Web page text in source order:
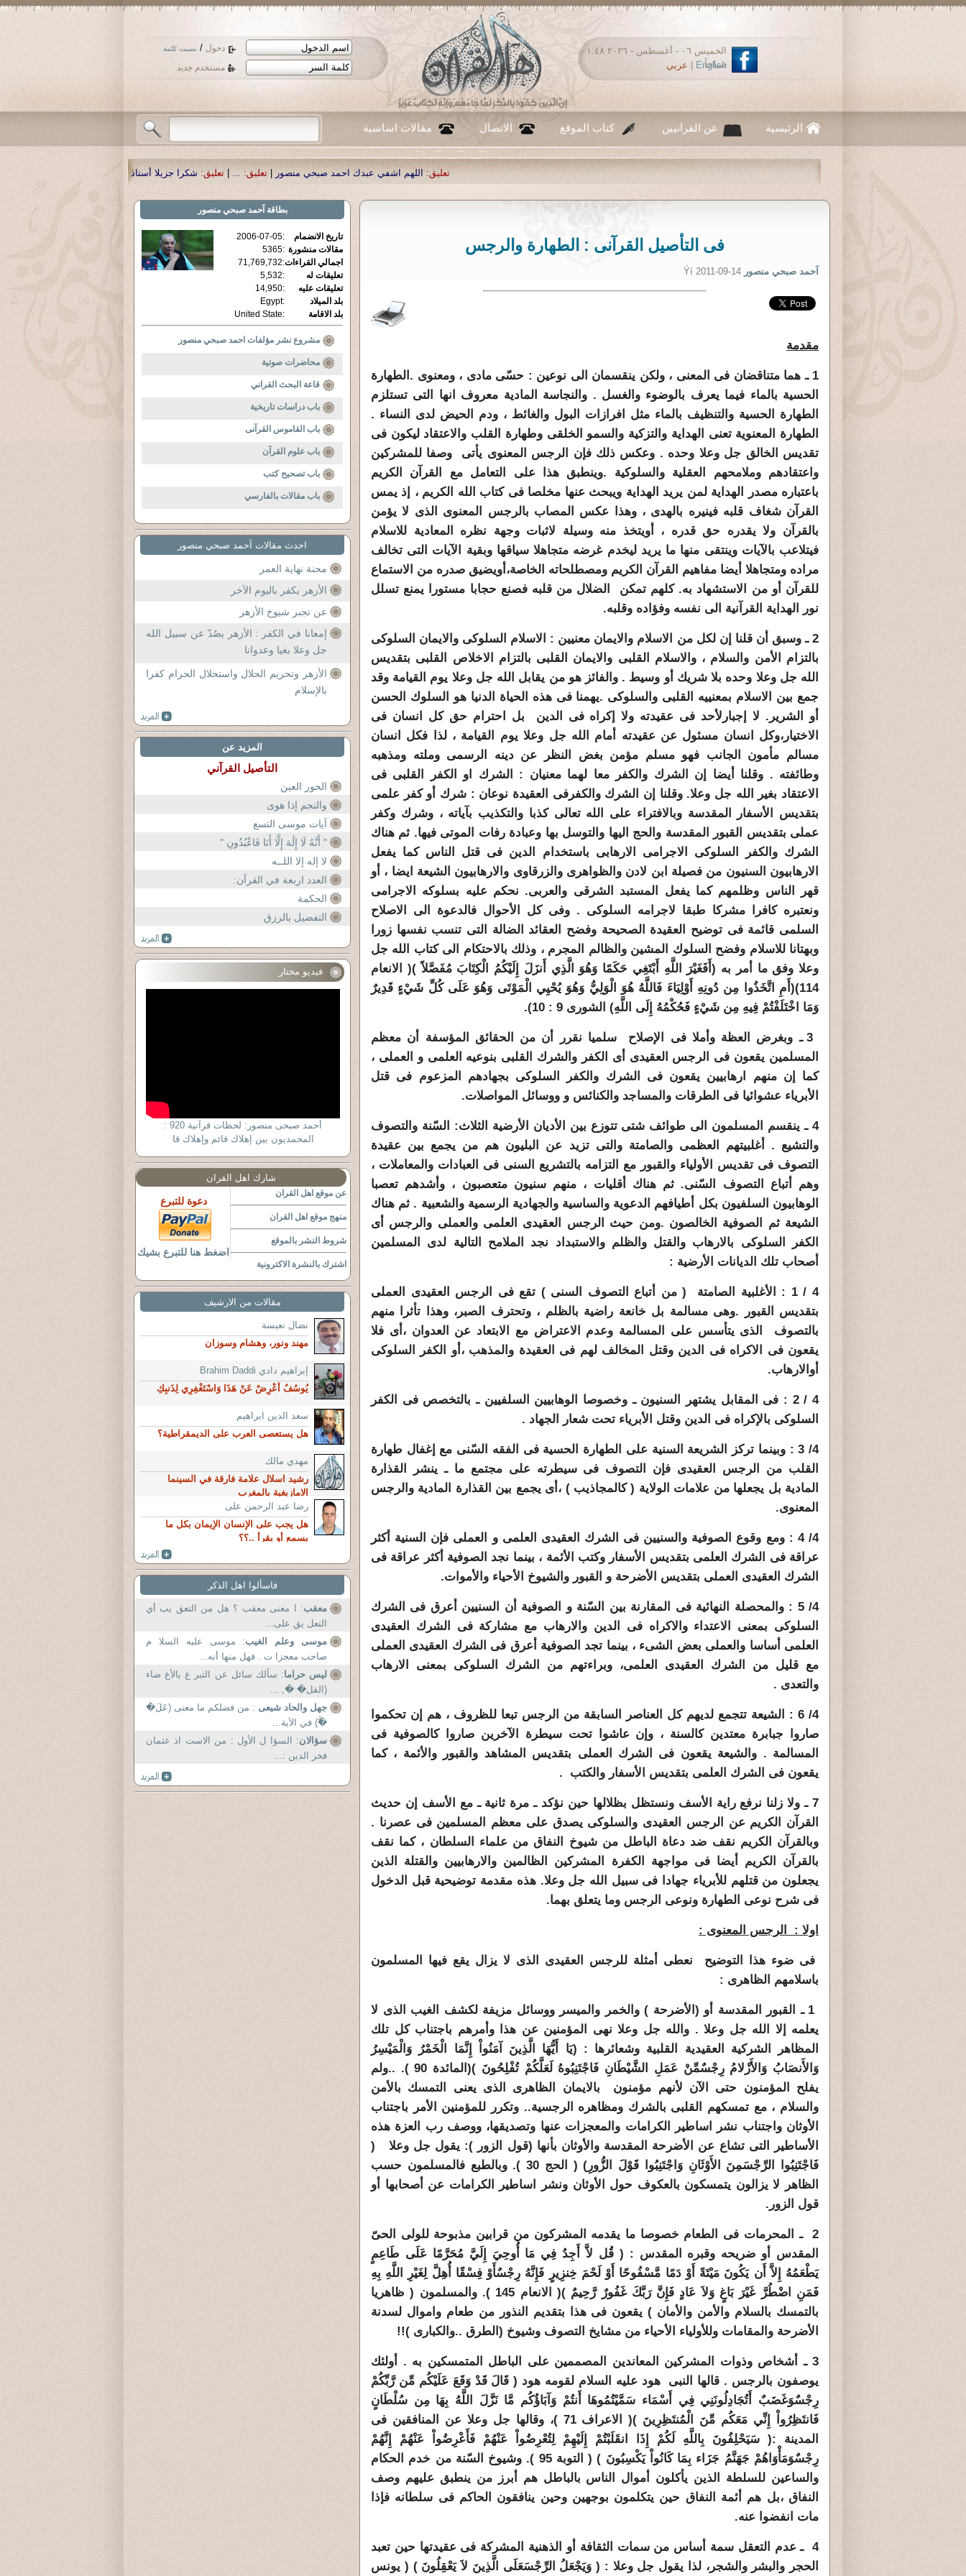
دخول / نسيت كلمة
مستخدم جديد
الخميس ٠٦ - أغسطس - ٢٠٢٦ ٠١:٤٨
صباحاً
English عربي
الرئيسية عن القرانيين كتاب الموقع الاتصال مقالات اساسية
اللهم اشفي عبدك احمد صبحي منصور|تعليق: ...
|تعليق: شكرا جزيلا أستاذ حمد الحمد .أكرمكم الله .|تعليق:
فى التأصيل القرآنى : الطهارة والرجس
آحمد صبحي منصور Ýí 2011-09-14
مقدمة
1 ـ هما متناقضان فى المعنى ، ولكن ينقسمان الى نوعين : حسّى مادى ، ومعنوى .الطهارة
الحسية بالماء فيما يعرف بالوضوء والغسل . والنجاسة المادية معروف انها التى تستلزم
الطهارة الحسية والتنظيف بالماء مثل افرازات البول والغائط ، ودم الحيض لدى النساء .
الطهارة المعنوية تعنى الهداية والتزكية والسمو الخلقى وطهارة القلب والاعتقاد ليكون فى
تقديس الخالق جل وعلا وحده . وعكس ذلك فإن الرجس المعنوى يأتى وصفا للمشركين
واعتقادهم وملامحهم العقلية والسلوكية .وينطبق هذا على التعامل مع القرآن الكريم
باعتباره مصدر الهداية لمن يريد الهداية ويبحث عنها مخلصا فى كتاب الله الكريم ، إذ يمس
القرآن شغاف قلبه فينيره بالهدى ، وهذا عكس المصاب بالرجس المعنوى الذى لا يؤمن
بالقرآن ولا يقدره حق قدره ، أويتخذ منه وسيلة لاثبات وجهة نظره المعادية للاسلام
فيتلاعب بالآيات وينتقى منها ما يريد ليخدم غرضه متجاهلا سياقها وبقية الآيات التى تخالف
مراده ومتجاهلا أيضا مفاهيم القرآن الكريم ومصطلحاته الخاصة،أويضيق صدره من الاستماع
للقرآن أو من الاستشهاد به. كلهم تمكن الضلال من قلبه فصنع حجابا مستورا يمنع تسلل
نور الهداية القرآنية الى نفسه وفؤاده وقلبه.
2 ـ وسبق أن قلنا إن لكل من الاسلام والايمان معنيين : الاسلام السلوكى والايمان السلوكى
بالتزام الأمن والسلام ، والاسلام القلبى والايمان القلبى بالتزام الاخلاص القلبى بتقديس
الله جل وعلا وحده بلا شريك أو وسيط . والفائز هو من يقابل الله جل وعلا يوم القيامة وقد
جمع بين الاسلام بمعنييه القلبى والسلوكى .يهمنا فى هذه الحياة الدنيا هو السلوك الحسن
أو الشرير. لا إجبارلأحد فى عقيدته ولا إكراه فى الدين بل احترام حق كل انسان فى
الاختيار،وكل انسان مسئول عن عقيدته أمام الله جل وعلا يوم القيامة ، لذا فكل انسان
مسالم مأمون الجانب فهو مسلم مؤمن بغض النظر عن دينه الرسمى وملته ومذهبه
وطائفته . وقلنا أيضا إن الشرك والكفر معا لهما معنيان : الشرك او الكفر القلبى فى
الاعتقاد بغير الله جل وعلا. وقلنا إن الشرك والكفرفى العقيدة نوعان : شرك أو كفر علمى
بتقديس الأسفار المقدسة وبالافتراء على الله تعالى كذبا والتكذيب بآياته ، وشرك وكفر
عملى بتقديس القبور المقدسة والحج اليها والتوسل بها وعبادة رفات الموتى فيها. ثم هناك
الشرك والكفر السلوكى الاجرامى الارهابى باستخدام الدين فى قتل الناس كما يفعل
الارهابيون السنيون من فصيلة ابن لادن والظواهرى والزرقاوى والارهابيون الشيعة ايضا ، أو
قهر الناس وظلمهم كما يفعل المستبد الشرقى والعربى. نحكم عليه بسلوكه الاجرامى
ونعتبره كافرا مشركا طبقا لاجرامه السلوكى . وفى كل الأحوال فالدعوة الى الاصلاح
السلمى قائمة فى توضيح العقيدة الصحيحة وفضح العقائد الضالة التى تنسب نفسها زورا
وبهتانا للاسلام وفضح السلوك المشين والظالم المجرم ، وذلك بالاحتكام الى كتاب الله جل
وعلا وفق ما أمر به (أَفَغَيْرَ اللَّهِ أَبْتَغِي حَكَمًا وَهُوَ الَّذِي أَنزَلَ إِلَيْكُمُ الْكِتَابَ مُفَصَّلاً )( الانعام
114)(أَمِ اتَّخَذُوا مِن دُونِهِ أَوْلِيَاءَ فَاللَّهُ هُوَ الْوَلِيُّ وَهُوَ يُحْيِي الْمَوْتَى وَهُوَ عَلَى كُلِّ شَيْءٍ قَدِيرٌ
وَمَا اخْتَلَفْتُمْ فِيهِ مِن شَيْءٍ فَحُكْمُهُ إِلَى اللَّهِ) الشورى 9 : 10).
3 ـ وبغرض العظة وأملا فى الإصلاح سلميا نقرر أن من الحقائق المؤسفة أن معظم
المسلمين يقعون فى الرجس العقيدى أى الكفر والشرك القلبى بنوعيه العلمى و العملى ،
كما إن منهم ارهابيين يقعون فى الشرك والكفر السلوكى بجهادهم المزعوم فى قتل
الأبرياء عشوائيا فى الطرقات والمساجد والكنائس و ووسائل المواصلات.
4 ـ ينقسم المسلمون الى طوائف شتى تتوزع بين الأديان الأرضية الثلاث: السّنة والتصوف
والتشيع . أغلبيتهم العظمى والصامتة والتى تزيد عن البليون هم من يجمع بين عقيدة
التصوف فى تقديس الأولياء والقبور مع التزامه بالتشريع السنى فى العبادات والمعاملات ،
وهم أتباع التصوف السّنى. ثم هناك أقليات ، منهم سنيون متعصبون ، وأشدهم تعصبا
الوهابيون السلفيون بكل أطيافهم الدعوية والساسية والجهادية الرسمية والشعبية . ثم هناك
الشيعة ثم الصوفية الخالصون .ومن حيث الرجس العقيدى العلمى والعملى والرجس أى
الكفر السلوكى بالارهاب والقتل والظلم والاستبداد نجد الملامح التالية لدى المسلمين
أصحاب تلك الديانات الأرضية :
4 / 1 : الأغلبية الصامتة ( من أتباع التصوف السنى ) تقع فى الرجس العقيدى العملى
بتقديس القبور .وهى مسالمة بل خانعة راضية بالظلم ، وتحترف الصبر، وهذا تأثرا منهم
بالتصوف الذى يتأسس على المسالمة وعدم الاعتراض مع الابتعاد عن العدوان ،أى فلا
يقعون فى الاكراه فى الدين وقتل المخالف لهم فى العقيدة والمذهب ،أو الكفر السلوكى
أوالارهاب.
4 / 2 : فى المقابل يشتهر السنيون ـ وخصوصا الوهابيين السلفيين ـ بالتخصص فى الكفر
السلوكى بالإكراه فى الدين وقتل الأبرياء تحت شعار الجهاد .
4/ 3 : وبينما تركز الشريعة السنية على الطهارة الحسية فى الفقه السّنى مع إغفال طهارة
القلب من الرجس العقيدى فإن التصوف فى سيطرته على مجتمع ما ـ ينشر القذارة
المادية بل يجعلها من علامات الولاية ( كالمجاذيب ) ،أى يجمع بين القذارة المادية والرجس
المعنوى.
4/ 4 : ومع وقوع الصوفية والسنيين فى الشرك العقيدى العلمى و العملى فإن السنية أكثر
عراقة فى الشرك العلمى بتقديس الأسفار وكتب الأئمة ، بينما نجد الصوفية أكثر عراقة فى
الشرك العقيدى العملى بتقديس الأضرحة و القبور والشيوخ الأحياء والأموات.
4/ 5 : والمحصلة النهائية فى المقارنة بين السّنة و الصوفية أن السنيين أعرق فى الشرك
السلوكى بمعنى الاعتداء والاكراه فى الدين والارهاب مع مشاركة فى الشرك العقيدى
العلمى أساسا والعملى بعض الشىء ، بينما تجد الصوفية أعرق فى الشرك العقيدى العملى
مع قليل من الشرك العقيدى العلمى، وبراءتهم من الشرك السلوكى بمعنى الارهاب
والتعدى .
4/ 6 : الشيعة تتجمع لديهم كل العناصر السابقة من الرجس تبعا للظروف ، هم إن تحكموا
صاروا جبابرة معتدين كالسنة ، وإن عاشوا تحت سيطرة الآخرين صاروا كالصوفية فى
المسالمة . والشيعة يقعون فى الشرك العملى بتقديس المشاهد والقبور والأئمة ، كما
يقعون فى الشرك العلمى بتقديس الأسفار والكتب .
7 ـ ولا زلنا نرفع راية الأسف ونستظل بظلالها حين نؤكد ـ مرة ثانية ـ مع الأسف إن حديث
القرآن الكريم عن الرجس العقيدى والسلوكى يصدق على معظم المسلمين فى عصرنا .
وبالقرآن الكريم نقف ضد دعاة الباطل من شيوخ النفاق من علماء السلطان ، كما نقف
بالقرآن الكريم أيضا فى مواجهة الكفرة المشركين الظالمين والارهابيين والقتلة الذين
يجعلون من قتلهم للأبرياء جهادا فى سبيل الله جل وعلا. هذه مقدمة توضيحية قبل الدخول
فى شرح نوعى الطهارة ونوعى الرجس وما يتعلق بهما.
اولا : الرجس المعنوى :
فى ضوء هذا التوضيح نعطى أمثلة للرجس العقيدى الذى لا يزال يقع فيها المسلمون
باسلامهم الظاهرى :
1 ـ القبور المقدسة أو (الأضرحة ) والخمر والميسر ووسائل مزيفة لكشف الغيب الذى لا
يعلمه إلا الله جل وعلا . والله جل وعلا نهى المؤمنين عن هذا وأمرهم باجتناب كل تلك
المظاهر الشركية العقيدية القلبية وشعائرها : (يَا أَيُّهَا الَّذِينَ آمَنُواْ إِنَّمَا الْخَمْرُ وَالْمَيْسِرُ
وَالأَنصَابُ وَالأَزْلامُ رِجْسٌمِّنْ عَمَلِ الشَّيْطَانِ فَاجْتَنِبُوهُ لَعَلَّكُمْ تُفْلِحُونَ )(المائدة 90 ). ..ولم
يفلح المؤمنون حتى الآن لأنهم مؤمنون بالايمان الظاهرى الذى يعنى التمسك بالأمن
والسلام ، مع تمسكهم القلبى بالشرك ومظاهره الرجسية.. وتكرر للمؤمنين الأمر باجتناب
الأوثان واجتناب نشر اساطير الكرامات والمعجزات عنها وتصديقها، ووصف رب العزة هذه
الأساطير التى تشاع عن الأضرحة المقدسة والأوثان بأنها (قول الزور ): يقول جل وعلا (
فَاجْتَنِبُوا الرِّجْسَمِنَ الأَوْثَانِ وَاجْتَنِبُوا قَوْلَ الزُّورِ) ( الحج 30 ). وبالطبع فالمسلمون حسب
الظاهر لا يزالون يتمسكون بالعكوف حول الأوثان ونشر اساطير الكرامات عن أصحابها أو
قول الزور.
2 ـ المحرمات فى الطعام خصوصا ما يقدمه المشركون من قرابين مذبوحة للولى الحىّ
المقدس أو ضريحه وقبره المقدس : ( قُل لاَّ أَجِدُ فِي مَا أُوحِيَ إِلَيَّ مُحَرَّمًا عَلَى طَاعِمٍ
يَطْعَمُهُ إِلاَّ أَن يَكُونَ مَيْتَةً أَوْ دَمًا مَّسْفُوحًا أَوْ لَحْمَ خِنزِيرٍ فَإِنَّهُ رِجْسٌأَوْ فِسْقًا أُهِلَّ لِغَيْرِ اللَّهِ بِهِ
فَمَنِ اضْطُرَّ غَيْرَ بَاغٍ وَلاَ عَادٍ فَإِنَّ رَبَّكَ غَفُورٌ رَّحِيمٌ )( الانعام 145 ). والمسلمون ( ظاهريا
بالتمسك بالسلام والأمن والأمان ) يقعون فى هذا بتقديم النذور من طعام واموال لسدنة
الأضرحة والمقامات وللأولياء الأحياء من مشايخ التصوف وشيوخ (الطرق ..والكبارى )!!
3 ـ أشخاص وذوات المشركين المعاندين المصممين على الباطل المتمسكين به . أولئك
يوصفون بالرجس . قالها النبى هود عليه السلام لقومه هود ( قَالَ قَدْ وَقَعَ عَلَيْكُم مِّن رَّبِّكُمْ
رِجْسٌوَغَضَبٌ أَتُجَادِلُونَنِي فِي أَسْمَاء سَمَّيْتُمُوهَا أَنتُمْ وَآبَاؤُكُم مَّا نَزَّلَ اللَّهُ بِهَا مِن سُلْطَانٍ
فَانتَظِرُواْ إِنِّي مَعَكُم مِّنَ الْمُنتَظِرِينَ )( الاعراف 71 )، وقالها جل وعلا عن المنافقين فى
المدينة :( سَيَحْلِفُونَ بِاللَّهِ لَكُمْ إِذَا انقَلَبْتُمْ إِلَيْهِمْ لِتُعْرِضُواْ عَنْهُمْ فَأَعْرِضُواْ عَنْهُمْ إِنَّهُمْ
رِجْسٌوَمَأْوَاهُمْ جَهَنَّمُ جَزَاء بِمَا كَانُواْ يَكْسِبُونَ ) ( التوبة 95 ). وشيوخ السّنة من خدم الحكام
والساعين للسلطة الذين يأكلون أموال الناس بالباطل هم أبرز من ينطبق عليهم وصف
النفاق ،بل هم أئمة النفاق حين يتكلمون بوجهين وحين ينافقون الحاكم فى سلطانه فإذا
مات انفضوا عنه.
4 ـ عدم التعقل سمة أساس من سمات الثقافة أو الذهنية المشركة فى عقيدتها حين تعبد
الحجر والبشر والشجر، لذا يقول جل وعلا : ( وَيَجْعَلُ الرِّجْسَعَلَى الَّذِينَ لاَ يَعْقِلُونَ ) ( يونس
بطاقة آحمد صبحي منصور
تاريخ الانضمام :
2006-07-05
مقالات منشورة :
5365
اجمالي القراءات:
71,769,732
تعليقات له
:
5,532
تعليقات عليه
:
14,950
بلد الميلاد
:
Egypt
بلد الاقامة
:
United State
مشروع نشر مؤلفات احمد صبحي منصور
محاضرات صوتية
قاعة البحث القراني
باب دراسات تاريخية
باب القاموس القرآنى
باب علوم القرآن
باب تصحيح كتب
باب مقالات بالفارسي
احدث مقالات آحمد صبحي منصور
محنة نهاية العمر
الأزهر يكفر باليوم الآخر
عن تجبر شيوخ الأزهر
إمعانا في الكفر : الأزهر يصُدّ عن سبيل الله
جل وعلا بغيا وعدوانا
الأزهر وتحريم الحلال واستحلال الحرام كفرا
بالإسلام
المزيد عن
التأصيل القرآني
الحور العين
والنجم إذا هوى
آيات موسى التسع
" أَنَّهُ لَا إِلَٰهَ إِلَّا أَنَا فَاعْبُدُونِ "
لا إله إلا اللــه
العدد اربعة في القرآن:
الحكمة
التفضيل بالرزق
فيديو مختار
أحمد صبحى منصور: لحظات قرآنية 920 :
المحمديون بين إهلاك قائم وإهلاك قا
شارك اهل القران
عن موقع اهل القران
منهج موقع اهل القران
شروط النشر بالموقع
اشترك بالنشرة الاكترونية
دعوة للتبرع
اضغط هنا للتبرع بشيك
مقالات من الارشيف
نضال نعيسة
مهند ونور، وهشام وسوزان
إبراهيم دادي Brahim Daddi
يُوسُفُ أَعْرِضْ عَنْ هَذَا وَاسْتَغْفِرِي لِذَنبِكِ
سعد الدين ابراهيم
هل يستعصى العرب على الديمقراطية؟
مهدي مالك
رشيد اسلال علامة فارقة في السينما
الامازيغية بالمغرب
رضا عبد الرحمن على
هل يجب على الإنسان الإيمان بكل ما
يسمع أو يقرأ ..؟؟
فاسألوا اهل الذكر
معقب: ا معنى معقب ؟ هل من التعق يب أي
التعل يق على...
موسى وعلم الغيب: موسى عليه السلا م
صاحب معجزا ت . فهل منها أنه...
ليس حراما: سألك سائل عن التبر ع بالأع ضاء
(القل� �, ...
جهل والحاد شيعى : من فضلكم ما معنى (عَلَ�
�َّ) في الآية...
سؤالان: السؤا ل الأول : من الاست اذ عثمان
فخر الدين :...